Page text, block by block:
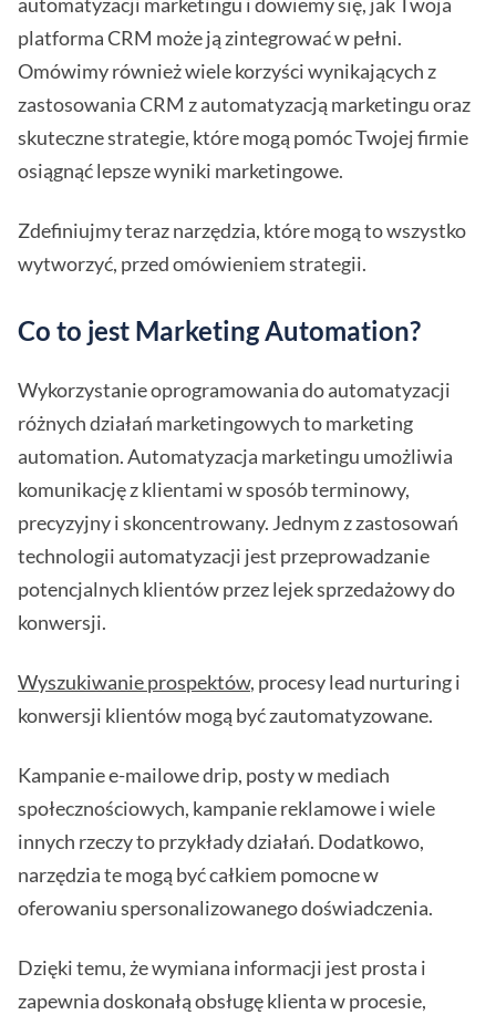
platforma CRM może ją zintegrować w pełni.
Omówimy również wiele korzyści wynikających z
zastosowania CRM z automatyzacją marketingu oraz
skuteczne strategie, które mogą pomóc Twojej firmie
osiągnąć lepsze wyniki marketingowe.
Zdefiniujmy teraz narzędzia, które mogą to wszystko
wytworzyć, przed omówieniem strategii.
Co to jest Marketing Automation?
Wykorzystanie oprogramowania do automatyzacji
różnych działań marketingowych to marketing
automation. Automatyzacja marketingu umożliwia
komunikację z klientami w sposób terminowy,
precyzyjny i skoncentrowany. Jednym z zastosowań
technologii automatyzacji jest przeprowadzanie
potencjalnych klientów przez lejek sprzedażowy do
konwersji.
Wyszukiwanie prospektów, procesy lead nurturing i
konwersji klientów mogą być zautomatyzowane.
Kampanie e-mailowe drip, posty w mediach
społecznościowych, kampanie reklamowe i wiele
innych rzeczy to przykłady działań. Dodatkowo,
narzędzia te mogą być całkiem pomocne w
oferowaniu spersonalizowanego doświadczenia.
Dzięki temu, że wymiana informacji jest prosta i
zapewnia doskonałą obsługę klienta w procesie,